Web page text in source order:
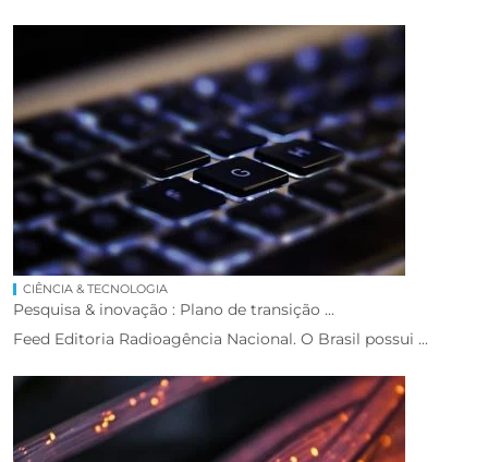
CIÊNCIA & TECNOLOGIA
Pesquisa & inovação : Plano de transição ...
Feed Editoria Radioagência Nacional. O Brasil possui ...